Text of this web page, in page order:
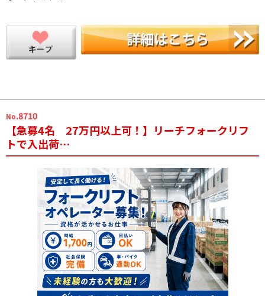
No.8710
【急募4名 27万円以上可！】リーチフォークリフ
トで入出荷…